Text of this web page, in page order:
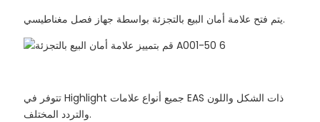
يتم فتح علامة أمان البيع بالتجزئة بواسطة جهاز فصل مغناطيسي.
تتوفر في Highlight جميع أنواع علامات EAS ذات الشكل واللون
والتردد المختلف.